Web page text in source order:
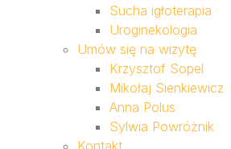
Sucha igłoterapia
Uroginekologia
Umów się na wizytę
Krzysztof Sopel
Mikołaj Sienkiewicz
Anna Polus
Sylwia Powróżnik
Kontakt